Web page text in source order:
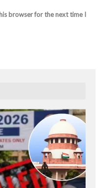
browser for the next time I